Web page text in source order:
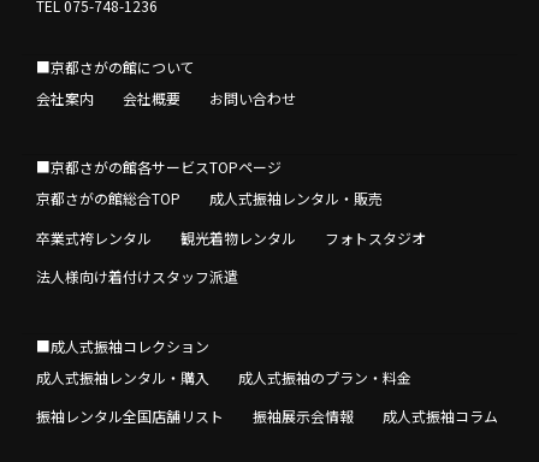
TEL 075-748-1236
■京都さがの館について
会社案内
会社概要 お問い合わせ
■京都さがの館各サービスTOPページ
京都さがの館総合TOP
成人式振袖レンタル・販売
卒業式袴レンタル
観光着物レンタル
フォトスタジオ
法人様向け着付けスタッフ派遣
■成人式振袖コレクション
成人式振袖レンタル・購入
成人式振袖のプラン・料金
振袖レンタル全国店舗リスト
振袖展示会情報 成人式振袖コラム